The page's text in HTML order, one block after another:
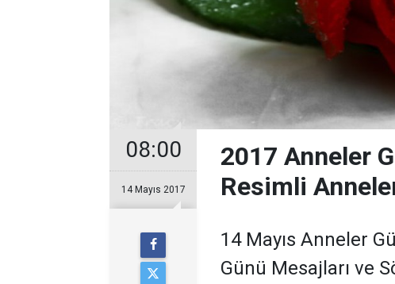
08:00
14 Mayıs 2017
2017 Anneler
Resimli
14 Mayıs Anneler
Günü Mesajları ve